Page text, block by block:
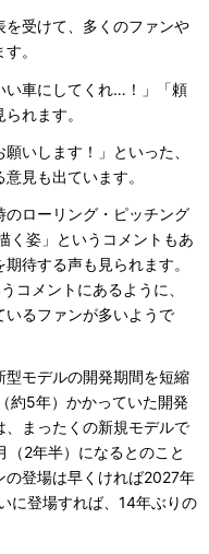
受けて、多くのファンや
。
い車にしてくれ…！」「頼
れます。
いします！」といった、
見も出ています。
ローリング・ピッチング
く姿」というコメントもあ
待する声も見られます。
コメントにあるように、
いるファンが多いようで
モデルの開発期間を短縮
約5年）かかっていた開発
まったくの新規モデルで
2年半）になるとのこと
の登場は早くければ2027年
に登場すれば、14年ぶりの